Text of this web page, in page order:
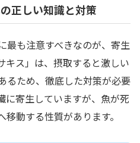
正しい知識と対策
最も注意すべきなのが、寄生
キス」は、摂取すると激しい
るため、徹底した対策が必要
に寄生していますが、魚が死
動する性質があります。